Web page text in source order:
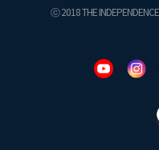
ⓒ 2018 THE INDEPENDENCE